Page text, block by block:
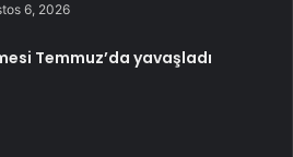
6, 2026
Temmuz’da yavaşladı